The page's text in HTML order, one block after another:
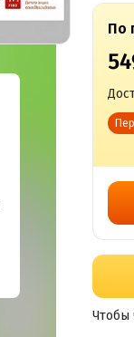
По
Чтобы